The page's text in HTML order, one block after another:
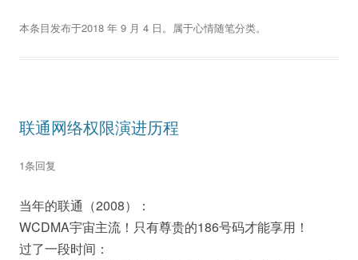
本条目发布于2018 年 9 月 4 日。属于心情随笔分类。
联通网络权限演进历程
1条回复
当年的联通（2008）：
WCDMA宇宙主流！只有尊贵的186号码才能享用！
过了一段时间：